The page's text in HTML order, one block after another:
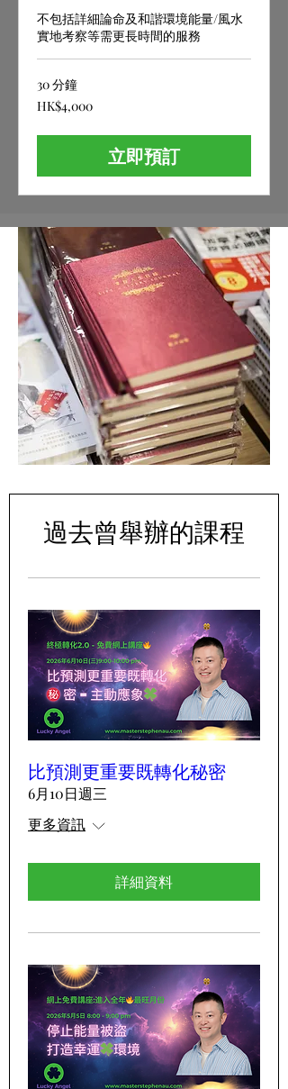
不包括詳細論命及和諧環境能量/風水
實地考察等需更長時間的服務
30 分鐘
4,000
港
HK$4,000
立即預訂
過去曾舉辦的課程
比預測更重要既轉化秘密
6月10日週三
更多資訊
詳細資料